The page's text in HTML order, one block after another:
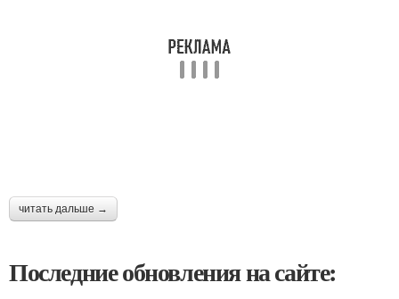
читать дальше →
Последние обновления на сайте: